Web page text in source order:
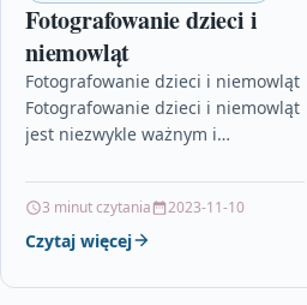
Fotografowanie dzieci i
niemowląt
Fotografowanie dzieci i niemowląt
Fotografowanie dzieci i niemowląt
jest niezwykle ważnym i
Każdy rodzic pragnie uwiecznić
najpiękniejsze chwile swojego
dziecka i zachować…
3 minut czytania 2023-11-10
Czytaj więcej